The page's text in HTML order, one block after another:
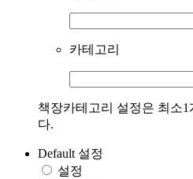
카테고리
책장카테고리 설정은 최소1
다.
Default 설정
설정